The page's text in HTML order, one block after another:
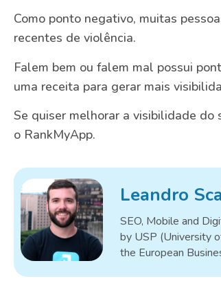
Como ponto negativo, muitas
recentes de violência.
Falem bem ou falem mal possui
uma receita para gerar mais
Se quiser melhorar a visibilidade do
o RankMyApp.
Leandro
SEO, Mobile and
by USP (University
the European